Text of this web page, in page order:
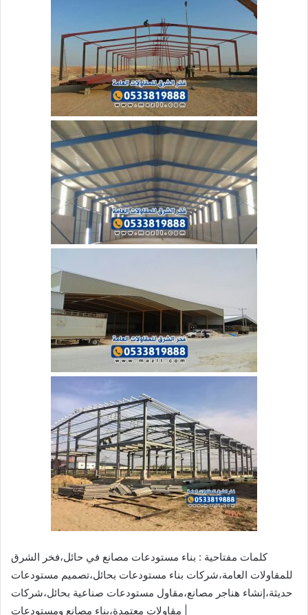
كلمات مفتاحية : بناء مستودعات مصانع في حائل،فخر الشرق
للمقاولات العامة،شركات بناء مستودعات بحائل،تصميم مستودعات
حديثة،إنشاء هناجر مصانع،مقاول مستودعات صناعية بحائل،شركات